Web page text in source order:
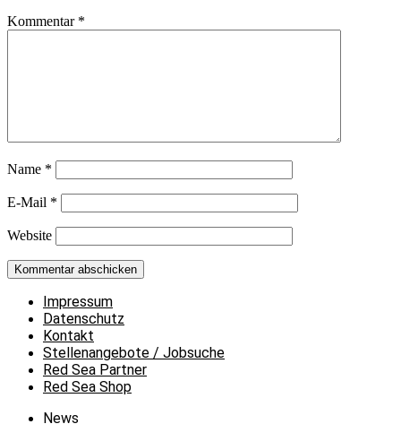
Kommentar *
Name *
E-Mail *
Website
Impressum
Datenschutz
Kontakt
Stellenangebote / Jobsuche
Red Sea Partner
Red Sea Shop
News